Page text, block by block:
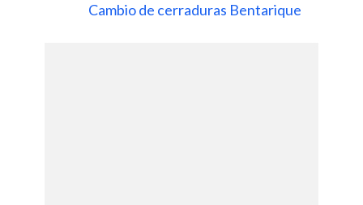
Cambio de cerraduras Bentarique